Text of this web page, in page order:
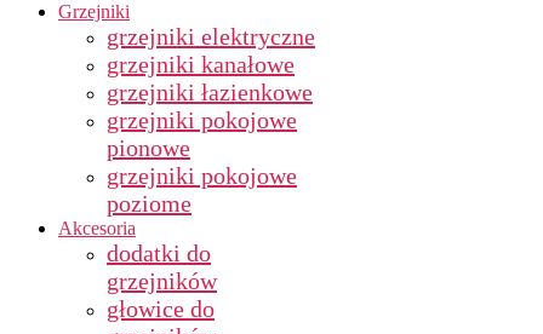
Grzejniki
grzejniki elektryczne
grzejniki kanałowe
grzejniki łazienkowe
grzejniki pokojowe
pionowe
grzejniki pokojowe
poziome
Akcesoria
dodatki do
grzejników
głowice do